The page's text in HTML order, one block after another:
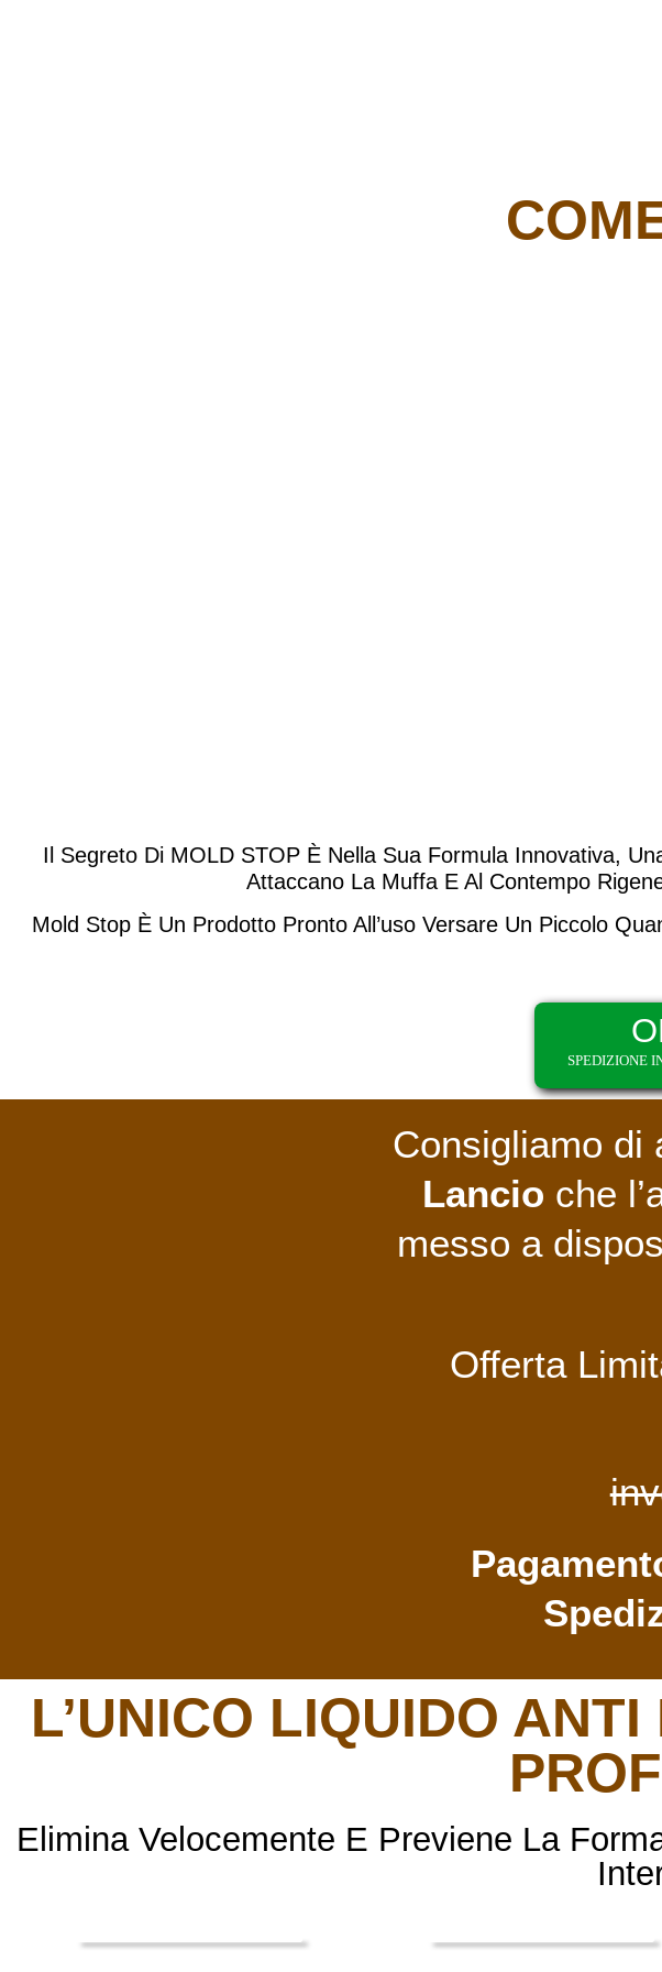
Il Segreto Di MOLD STOP È Nella Sua Formula Innovativa,
Attaccano La Muffa E Al Contempo
Mold Stop È Un Prodotto Pronto All’uso Versare Un Piccolo
SPEDIZIONE
Consigliamo di
Lancio che
messo a
Offerta
L’UNICO LIQUIDO
Elimina Velocemente E Previene La